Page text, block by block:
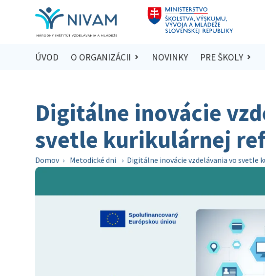
ÚVOD O ORGANIZÁCII NOVINKY PRE ŠKOLY
Digitálne inovácie
svetle kurikulárnej
Domov › Metodické dni › Digitálne inovácie vzdelávania vo svetle